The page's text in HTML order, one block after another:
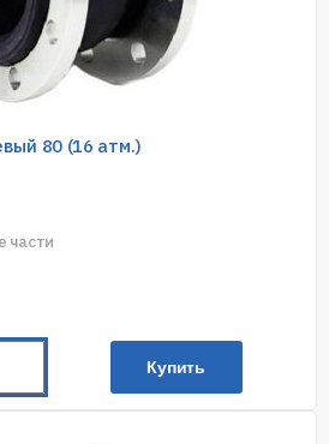
80 (16 атм.)
части
Купить